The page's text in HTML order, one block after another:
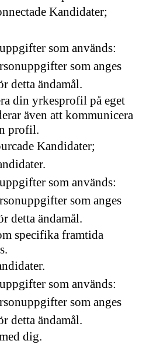
Kandidater;
som används:
som anges
detta ändamål.
din yrkesprofil på eget
även att kommunicera
profil.
Kandidater;
som används:
som anges
detta ändamål.
specifika framtida
som används:
som anges
detta ändamål.
dig.